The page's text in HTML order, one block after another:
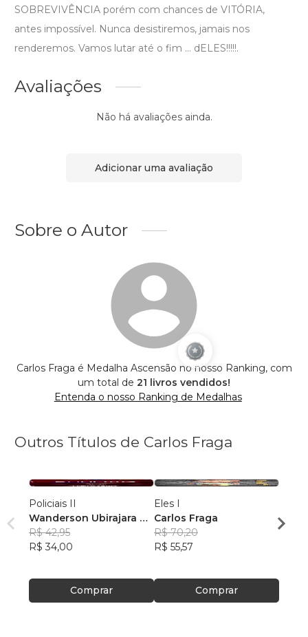
SOBREVIVÊNCIA porém com chances de VITÓRIA,
antes impossível. Nunca desistiremos, jamais nos
renderemos. Vamos lutar até o fim ... dELES!!!!!.
Avaliações
Não há avaliações ainda.
Adicionar uma avaliação
Sobre o Autor
Carlos Fraga é Medalha Ascensão no nosso Ranking, com
um total de 21 livros vendidos!
Entenda o nosso Ranking de Medalhas
Outros Títulos de Carlos Fraga
Policiais II
Wanderson Ubirajara da
Silva Sobral
R$ 42,95
R$ 34,00
Comprar
Eles I
Carlos Fraga
R$ 70,20
R$ 55,57
Comprar
R$